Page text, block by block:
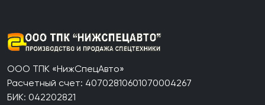
ООО ТПК «НижСпецАвто»
Расчетный счет: 40702810601070004267
БИК: 042202821